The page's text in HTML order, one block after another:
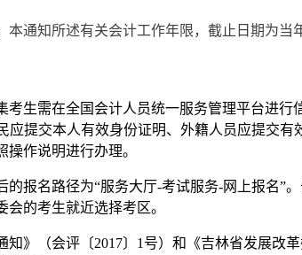
通知所述有关会计工作年限，截止日期为当
生需在全国会计人员统一服务管理平台进
应提交本人有效身份证明、外籍人员应提交
作说明进行办理。
报名路径为“服务大厅-考试服务-网上报名”
的考生就近选择考区。
》（会评〔2017〕1号）和《吉林省发展改